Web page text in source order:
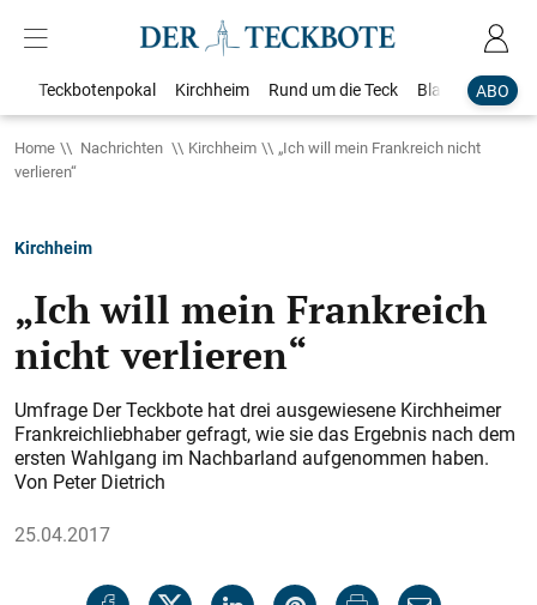
ABO
Teckbotenpokal Kirchheim Rund um die Teck Blaulicht
Home Nachrichten Kirchheim
„Ich will mein Frankreich nicht
verlieren“
Kirchheim
„Ich will mein Frankreich
nicht verlieren“
Umfrage Der Teckbote hat drei ausgewiesene Kirchheimer
Frankreichliebhaber gefragt, wie sie das Ergebnis nach dem
ersten Wahlgang im Nachbarland aufgenommen haben.
Von Peter Dietrich
25.04.2017